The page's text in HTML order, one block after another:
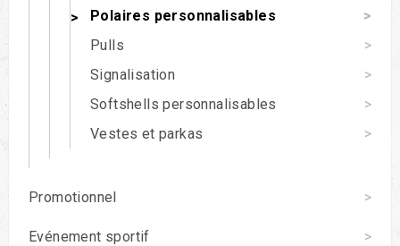
Polaires personnalisables
Pulls
Signalisation
Softshells personnalisables
Vestes et parkas
Promotionnel
Evénement sportif